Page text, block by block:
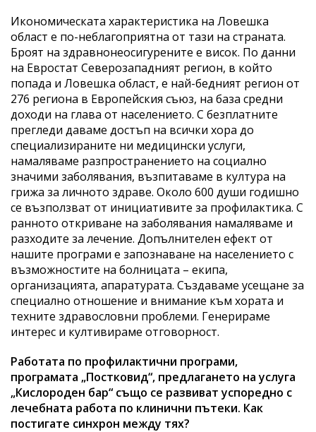
Икономическата характеристика на Ловешка
област е по-неблагоприятна от тази на страната.
Броят на здравнонеосигурените е висок. По данни
на Евростат Северозападният регион, в който
попада и Ловешка област, е най-бедният регион от
276 региона в Европейския съюз, на база средни
доходи на глава от населението. С безплатните
прегледи даваме достъп на всички хора до
специализираните ни медицински услуги,
намаляваме разпространението на социално
значими заболявания, възпитаваме в култура на
грижа за личното здраве. Около 600 души годишно
се възползват от инициативите за профилактика. С
ранното откриване на заболявания намаляваме и
разходите за лечение. Допълнителен ефект от
нашите програми е запознаване на населението с
възможностите на болницата – екипа,
организацията, апаратурата. Създаваме усещане за
специално отношение и внимание към хората и
техните здравословни проблеми. Генерираме
интерес и култивираме отговорност.
Работата по профилактични програми,
програмата „Постковид“, предлагането на услуга
„Кислороден бар“ също се развиват успоредно с
лечебната работа по клинични пътеки. Как
постигате синхрон между тях?